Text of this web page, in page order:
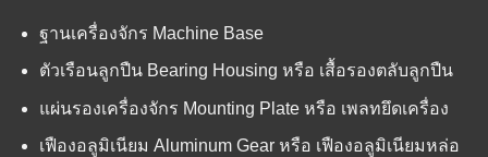
ฐานเครื่องจักร Machine Base
ตัวเรือนลูกปืน Bearing Housing หรือ เสื้อรองตลับลูกปืน
แผ่นรองเครื่องจักร Mounting Plate หรือ เพลทยึดเครื่อง
เฟืองอลูมิเนียม Aluminum Gear หรือ เฟืองอลูมิเนียมหล่อ